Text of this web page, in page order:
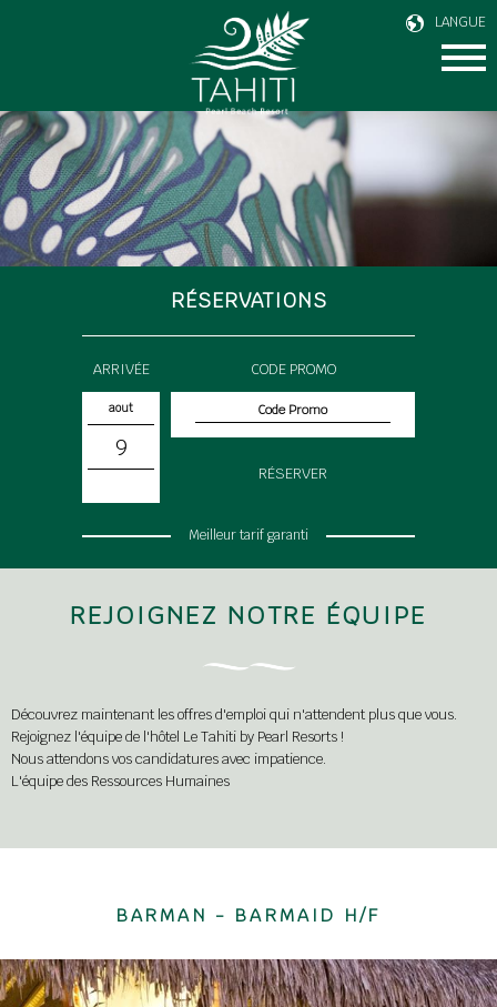
LANGUE
RÉSERVATIONS
ARRIVÉE
aout
9
CODE PROMO
RÉSERVER
Meilleur tarif garanti
REJOIGNEZ NOTRE ÉQUIPE
Découvrez maintenant les offres d'emploi qui n'attendent plus que vous.
Rejoignez l'équipe de l'hôtel Le Tahiti by Pearl Resorts !
Nous attendons vos candidatures avec impatience.
L'équipe des Ressources Humaines
BARMAN - BARMAID H/F